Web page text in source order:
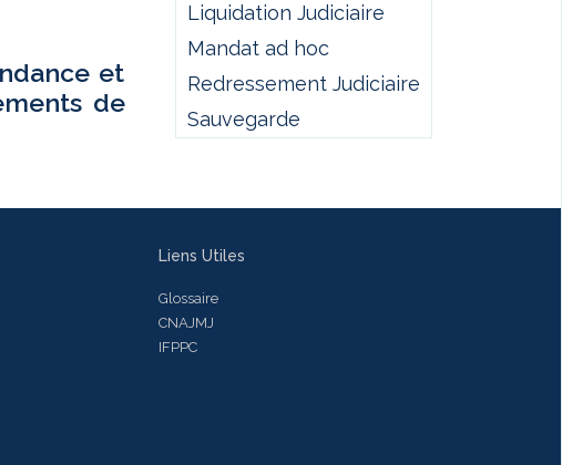
et
de
Liquidation Judiciaire
Mandat ad hoc
Redressement Judiciaire
Sauvegarde
Liens Utiles
Glossaire
CNAJMJ
IFPPC